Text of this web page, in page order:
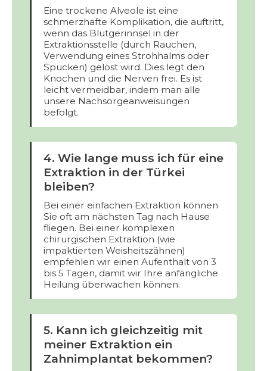
Eine trockene Alveole ist eine
schmerzhafte Komplikation, die auftritt,
wenn das Blutgerinnsel in der
Extraktionsstelle (durch Rauchen,
Verwendung eines Strohhalms oder
Spucken) gelöst wird. Dies legt den
Knochen und die Nerven frei. Es ist
leicht vermeidbar, indem man alle
unsere Nachsorgeanweisungen
befolgt.
4. Wie lange muss ich für eine
Extraktion in der Türkei
bleiben?
Bei einer einfachen Extraktion können
Sie oft am nächsten Tag nach Hause
fliegen. Bei einer komplexen
chirurgischen Extraktion (wie
impaktierten Weisheitszähnen)
empfehlen wir einen Aufenthalt von 3
bis 5 Tagen, damit wir Ihre anfängliche
Heilung überwachen können.
5. Kann ich gleichzeitig mit
meiner Extraktion ein
Zahnimplantat bekommen?